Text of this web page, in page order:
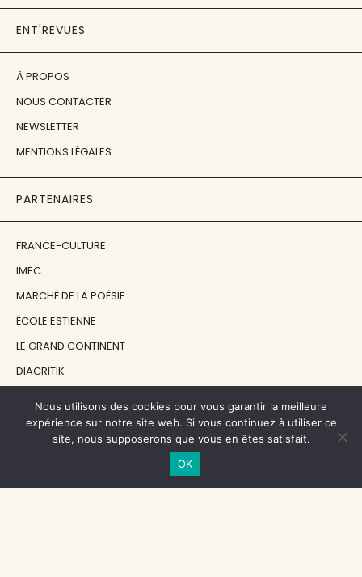
ENT'REVUES
À PROPOS
NOUS CONTACTER
NEWSLETTER
MENTIONS LÉGALES
PARTENAIRES
FRANCE-CULTURE
IMEC
MARCHÉ DE LA POÉSIE
ÉCOLE ESTIENNE
LE GRAND CONTINENT
DIACRITIK
NOS SOUTIENS
CENTRE NATIONAL DU LIVRE
Nous utilisons des cookies pour vous garantir la meilleure
expérience sur notre site web. Si vous continuez à utiliser ce
site, nous supposerons que vous en êtes satisfait.
OK